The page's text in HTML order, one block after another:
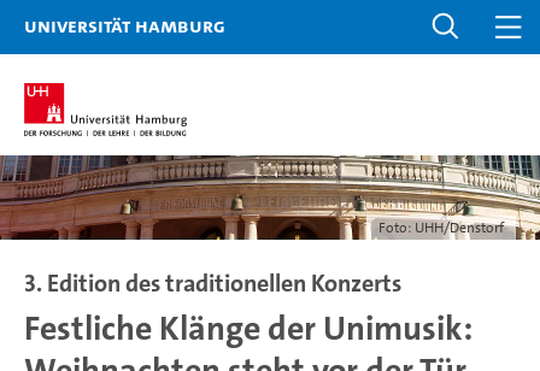
Universität Hamburg
Foto: UHH/Denstorf
3. Edition des traditionellen Konzerts
Festliche Klänge der Unimusik: